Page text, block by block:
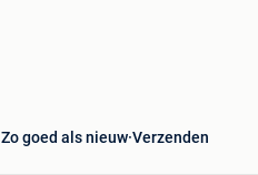
Zo goed als nieuw Verzenden